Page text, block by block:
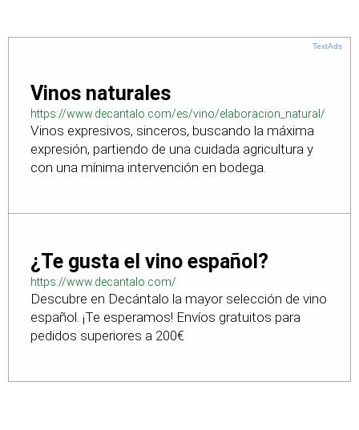
TextAds
Vinos naturales
https://www.decantalo.com/es/vino/elaboracion_natural/
Vinos expresivos, sinceros, buscando la máxima
expresión, partiendo de una cuidada agricultura y
con una mínima intervención en bodega.
¿Te gusta el vino español?
https://www.decantalo.com/
Descubre en Decántalo la mayor selección de vino
español. ¡Te esperamos! Envíos gratuitos para
pedidos superiores a 200€